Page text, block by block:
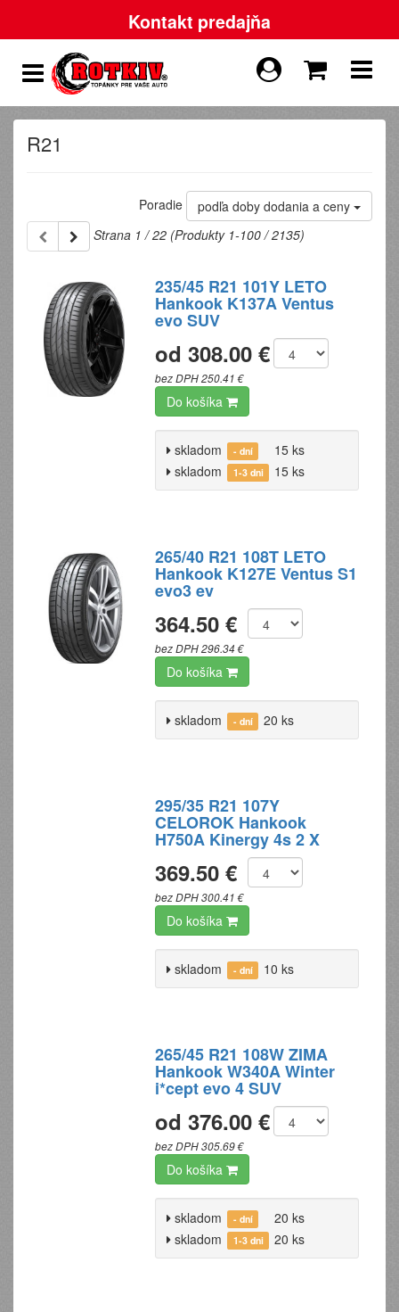
Kontakt predajňa
R21
Poradie
podľa doby dodania a ceny
Strana 1 / 22 (Produkty 1-100 / 2135)
235/45 R21 101Y LETO
Hankook K137A Ventus
evo SUV
od 308.00 €
bez DPH 250.41 €
Do košíka
skladom - dní
15 ks
skladom
1-3 dni 15 ks
265/40 R21 108T LETO
Hankook K127E Ventus S1
evo3 ev
364.50 €
bez DPH 296.34 €
Do košíka
skladom - dní 20 ks
295/35 R21 107Y
CELOROK Hankook
H750A Kinergy 4s 2 X
369.50 €
bez DPH 300.41 €
Do košíka
skladom - dní 10 ks
265/45 R21 108W ZIMA
Hankook W340A Winter
i*cept evo 4 SUV
od 376.00 €
bez DPH 305.69 €
Do košíka
skladom - dní
20 ks
skladom
1-3 dni 20 ks